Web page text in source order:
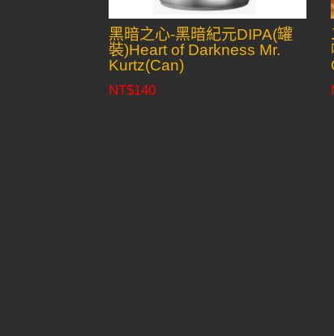
黑暗之心-黑暗紀元DIPA(罐
裝)Heart of Darkness Mr.
Kurtz(Can)
NT$140